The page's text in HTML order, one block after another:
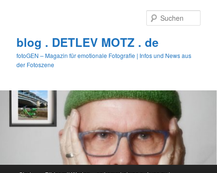
blog . DETLEV MOTZ . de
fotoGEN – Magazin für emotionale Fotografie | Infos und News aus
der Fotoszene